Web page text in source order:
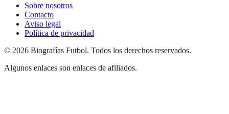
Sobre nosotros
Contacto
Aviso legal
Política de privacidad
© 2026 Biografías Futbol. Todos los derechos reservados.
Algunos enlaces son enlaces de afiliados.